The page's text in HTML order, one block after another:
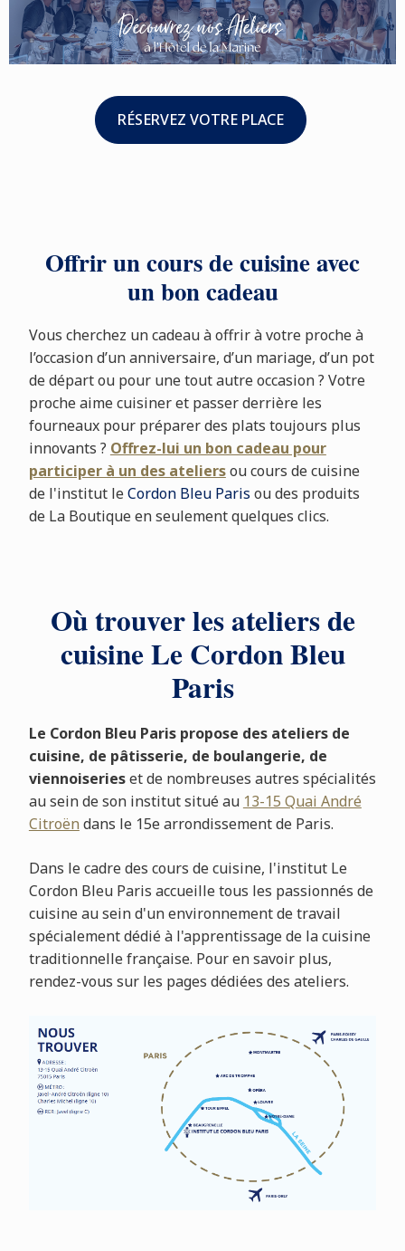
RÉSERVEZ VOTRE PLACE
Offrir un cours de cuisine avec
un bon cadeau
Vous cherchez un cadeau à offrir à votre proche à
l’occasion d’un anniversaire, d’un mariage, d’un pot
de départ ou pour une tout autre occasion ? Votre
proche aime cuisiner et passer derrière les
fourneaux pour préparer des plats toujours plus
innovants ? Offrez-lui un bon cadeau pour
participer à un des ateliersou cours de cuisine
de l'institut leCordon Bleu Paris ou des produits
de La Boutique en seulement quelques clics.
Où trouver les ateliers de
cuisine Le Cordon Bleu
Paris
Le Cordon Bleu Paris propose des ateliers de
cuisine, de pâtisserie, de boulangerie, de
viennoiserieset de nombreuses autres spécialités
au sein de son institut situé au 13-15 Quai André
Citroën dans le 15e arrondissement de Paris.
Dans le cadre des cours de cuisine, l'institut Le
Cordon Bleu Paris accueille tous les passionnés de
cuisine au sein d'un environnement de travail
spécialement dédié à l'apprentissage de la cuisine
traditionnelle française. Pour en savoir plus,
rendez-vous sur les pages dédiées des ateliers.